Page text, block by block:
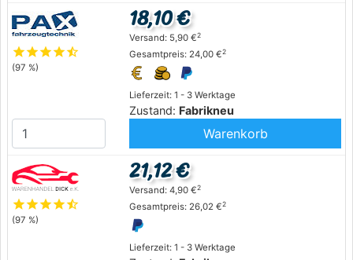
starstarstarstarstar_half
(97 %)
Lieferzeit: 1 - 3 Werktage
Zustand: Fabrikneu
18,10 €
Versand: 5,90 €2
Gesamtpreis: 24,00 €2
Warenkorb
starstarstarstarstar_half
(97 %)
Lieferzeit: 1 - 3 Werktage
21,12 €
Versand: 4,90 €2
Gesamtpreis: 26,02 €2